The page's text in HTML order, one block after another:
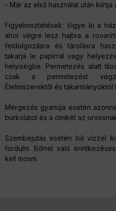
- Már az első használat után kiirtja
Figyelmeztetések: Vigye ki a
ahol végre lesz hajtva a
feldolgozásra és tárolásra
takarja le papírral vagy
helyiségbe. Permetezés alatt
csak a permetezést
Élelmiszerektől és takarmányoktól
Mérgezés gyanúja esetén
burkolatot és a címkét az
Szembejutás esetén bő vízzel
fordulni. Bőrrel való
kell mosni.